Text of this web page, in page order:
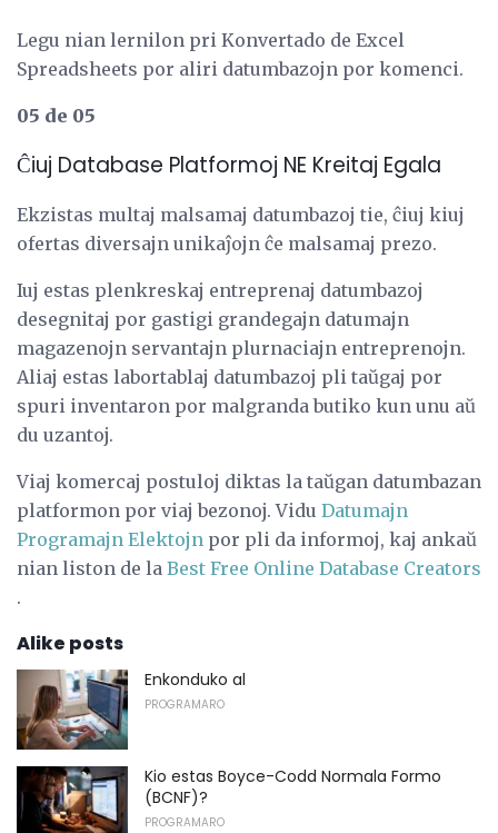
Legu nian lernilon pri Konvertado de Excel
Spreadsheets por aliri datumbazojn por komenci.
05 de 05
Ĉiuj Database Platformoj NE Kreitaj Egala
Ekzistas multaj malsamaj datumbazoj tie, ĉiuj kiuj
ofertas diversajn unikaĵojn ĉe malsamaj prezo.
Iuj estas plenkreskaj entreprenaj datumbazoj
desegnitaj por gastigi grandegajn datumajn
magazenojn servantajn plurnaciajn entreprenojn.
Aliaj estas labortablaj datumbazoj pli taŭgaj por
spuri inventaron por malgranda butiko kun unu aŭ
du uzantoj.
Viaj komercaj postuloj diktas la taŭgan datumbazan
platformon por viaj bezonoj. Vidu Datumajn
Programajn Elektojn por pli da informoj, kaj ankaŭ
nian liston de la Best Free Online Database Creators
.
Alike posts
Enkonduko al
PROGRAMARO
Kio estas Boyce-Codd Normala Formo
(BCNF)?
PROGRAMARO